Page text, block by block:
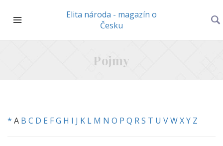
Elita národa - magazín o
Česku
Pojmy
* A B C D E FG H I J K L M N O P Q RS T U VWXY Z